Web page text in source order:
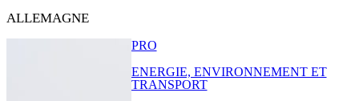
ALLEMAGNE
PRO
ENERGIE, ENVIRONNEMENT ET
TRANSPORT